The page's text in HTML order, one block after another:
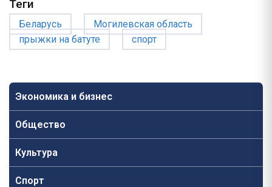
Экономика и бизнес
Общество
Культура
Спорт
Теги
Беларусь
Могилевская область
прыжки на батуте
спорт